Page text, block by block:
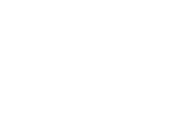
в котором